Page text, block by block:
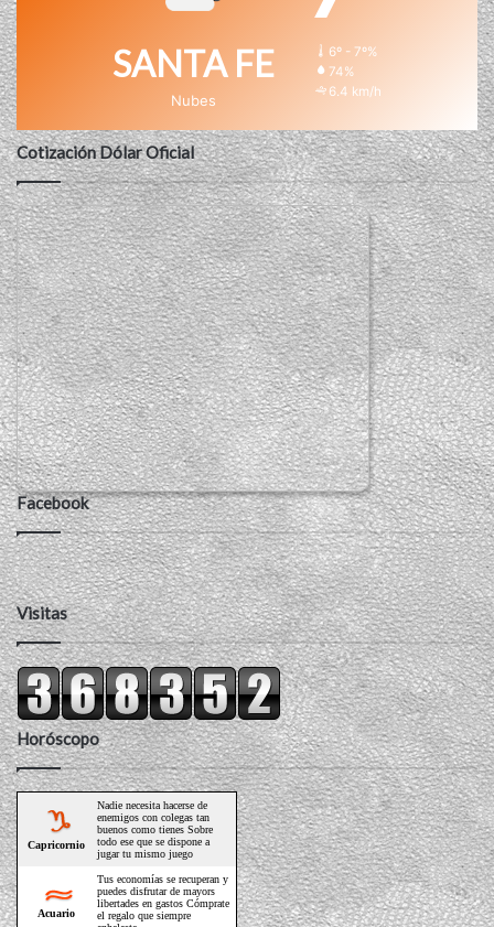
SANTA FE
Nubes
6º - 7º%
74%
6.4 km/h
Cotización Dólar Oficial
Facebook
Visitas
Horóscopo